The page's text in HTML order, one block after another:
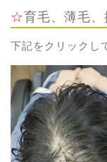
☆育毛、薄毛
下記をクリックし